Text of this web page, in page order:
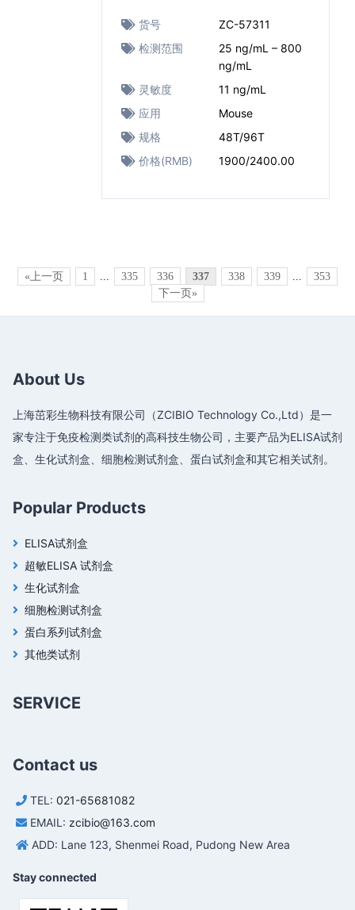
货号
ZC-57311
检测范围
25 ng/mL – 800
ng/mL
灵敏度
11 ng/mL
应用
Mouse
规格
48T/96T
价格(RMB)
1900/2400.00
«上一页 1 ... 335 336 337 338 339 ...
353
下一页»
About Us
上海茁彩生物科技有限公司（ZCIBIO Technology Co.,Ltd）是一
家专注于免疫检测类试剂的高科技生物公司，主要产品为ELISA试剂
盒、生化试剂盒、细胞检测试剂盒、蛋白试剂盒和其它相关试剂。
Popular Products
ELISA试剂盒
超敏ELISA 试剂盒
生化试剂盒
细胞检测试剂盒
蛋白系列试剂盒
其他类试剂
SERVICE
Contact us
TEL: 021-65681082
EMAIL: zcibio@163.com
ADD: Lane 123, Shenmei Road, Pudong New Area
Stay connected